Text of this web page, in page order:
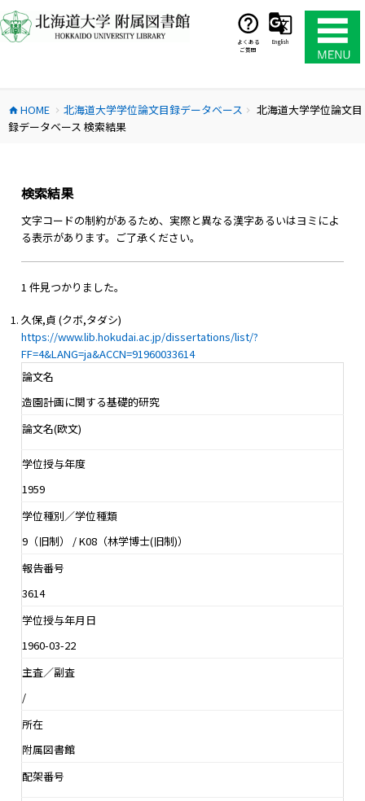
ン
テ
ス
キ
よくある
ご質問
English
home HOME chevron_right 北海道大学学位論文目録データベース chevron_right
北海道大学学位論文目
録データベース 検索結果
検索結果
文字コードの制約があるため、実際と異なる漢字あるいはヨミによ
る表示があります。ご了承ください。
1 件見つかりました。
久保,貞 (クボ,タダシ)
https://www.lib.hokudai.ac.jp/dissertations/list/?
FF=4&LANG=ja&ACCN=91960033614
論文名
造園計画に関する基礎的研究
論文名(欧文)
学位授与年度
1959
学位種別／学位種類
9（旧制） / K08（林学博士(旧制)）
報告番号
3614
学位授与年月日
1960-03-22
主査／副査
/
所在
附属図書館
配架番号